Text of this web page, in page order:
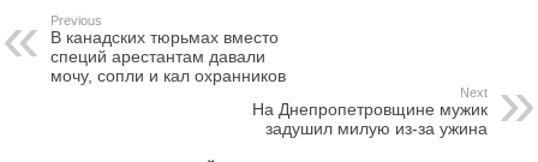
Previous
В канадских тюрьмах вместо
специй арестантам давали
мочу, сопли и кал охранников
Next
На Днепропетровщине мужик
задушил милую из-за ужина